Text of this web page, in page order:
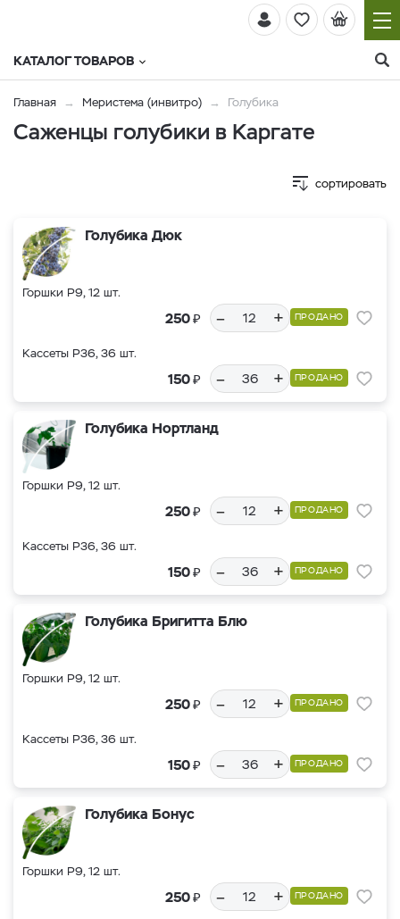
КАТАЛОГ ТОВАРОВ
Главная Меристема (инвитро) Голубика
Саженцы голубики в Каргате
сортировать
Голубика Дюк
Горшки Р9, 12 шт.
250₽ – + ПРОДАНО
Кассеты Р36, 36 шт.
150₽ – + ПРОДАНО
Голубика Нортланд
Горшки Р9, 12 шт.
250₽ – + ПРОДАНО
Кассеты Р36, 36 шт.
150₽ – + ПРОДАНО
Голубика Бригитта Блю
Горшки Р9, 12 шт.
250₽ – + ПРОДАНО
Кассеты Р36, 36 шт.
150₽ – + ПРОДАНО
Голубика Бонус
Горшки Р9, 12 шт.
250₽ – + ПРОДАНО